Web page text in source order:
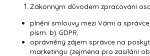
Zákonným důvodem zpracování
plnění smlouvy mezi Vámi a
písm. b) GDPR,
oprávněný zájem správce na
marketingu (zejména pro zasílání